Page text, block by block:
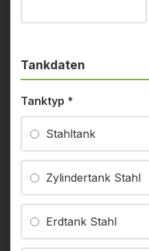
Tankdaten
Tanktyp *
Stahltank
Zylindertank Stahl
Erdtank Stahl